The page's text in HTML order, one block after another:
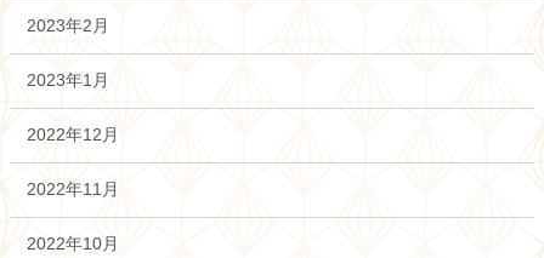
2023年2月
2023年1月
2022年12月
2022年11月
2022年10月